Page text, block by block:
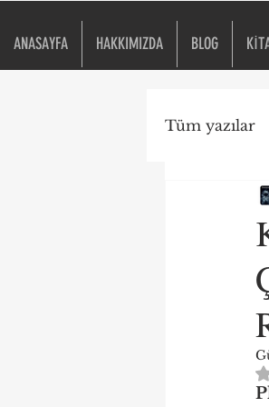
ANASAYFA HAKKIMIZDA BLOG
Tüm yazılar
Travma